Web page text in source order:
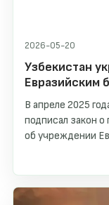
2026-05-20
Узбекистан
Евразийским
В апреле 2025
подписал закон
об учреждении
Ташкенте, что